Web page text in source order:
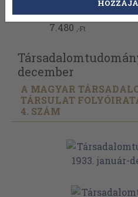
7.480 ,-Ft
december
A MAGYAR
TÁRSULAT
4. SZÁM